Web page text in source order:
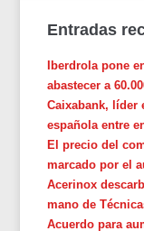
Entradas
Iberdrola pone
abastecer a
Caixabank, líder
española entre
El precio del
marcado por el
Acerinox
mano de
Acuerdo para